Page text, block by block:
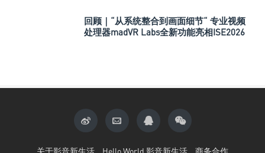
回顾｜“从系统整合到画面细节“ 专业视频
处理器madVR Labs全新功能亮相ISE2026